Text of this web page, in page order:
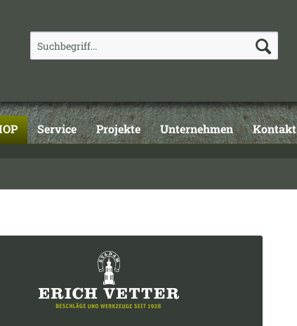
Service Projekte Unternehmen Kontakt